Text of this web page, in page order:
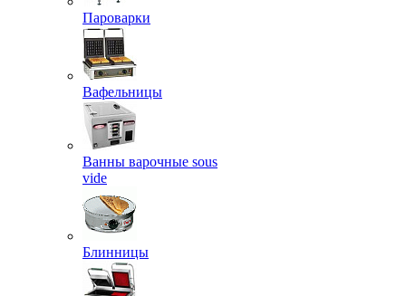
Пароварки
Вафельницы
Ванны варочные sous
vide
Блинницы